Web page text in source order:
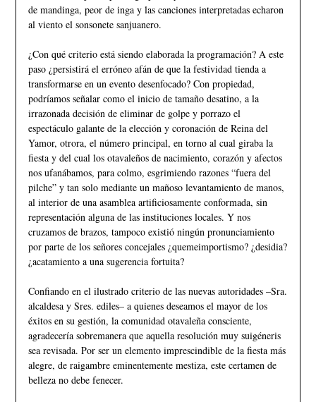
de mandinga, peor de inga y las canciones interpretadas echaron
al viento el sonsonete sanjuanero.
¿Con qué criterio está siendo elaborada la programación? A este
paso ¿persistirá el erróneo afán de que la festividad tienda a
transformarse en un evento desenfocado? Con propiedad,
podríamos señalar como el inicio de tamaño desatino, a la
irrazonada decisión de eliminar de golpe y porrazo el
espectáculo galante de la elección y coronación de Reina del
Yamor, otrora, el número principal, en torno al cual giraba la
fiesta y del cual los otavaleños de nacimiento, corazón y afectos
nos ufanábamos, para colmo, esgrimiendo razones “fuera del
pilche” y tan solo mediante un mañoso levantamiento de manos,
al interior de una asamblea artificiosamente conformada, sin
representación alguna de las instituciones locales. Y nos
cruzamos de brazos, tampoco existió ningún pronunciamiento
por parte de los señores concejales ¿quemeimportismo? ¿desidia?
¿acatamiento a una sugerencia fortuita?
Confiando en el ilustrado criterio de las nuevas autoridades –Sra.
alcaldesa y Sres. ediles– a quienes deseamos el mayor de los
éxitos en su gestión, la comunidad otavaleña consciente,
agradecería sobremanera que aquella resolución muy suigéneris
sea revisada. Por ser un elemento imprescindible de la fiesta más
alegre, de raigambre eminentemente mestiza, este certamen de
belleza no debe fenecer.